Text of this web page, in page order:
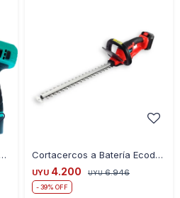
Mini Taladro Atornillador Ecodrop 10MM 12V Cortacercos a Batería Ecodrop 21V
UYU 4.200 UYU 6.946
39